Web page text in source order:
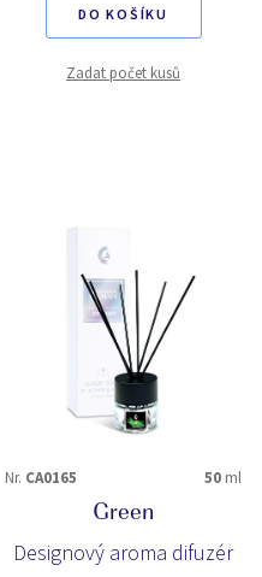
DO KOŠÍKU
Zadat počet kusů
Nr. CA0165 50 ml
Green
Designový aroma difuzér